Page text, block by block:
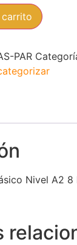
carrito
PAR
Nivel A2 8